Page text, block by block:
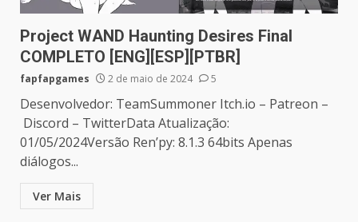
Project WAND Haunting Desires Final
COMPLETO [ENG][ESP][PTBR]
fapfapgames 2 de maio de 2024 5
Desenvolvedor: TeamSummoner Itch.io – Patreon –
Discord – TwitterData Atualização:
01/05/2024Versão Ren’py: 8.1.3 64bits Apenas
diálogos...
Ver Mais